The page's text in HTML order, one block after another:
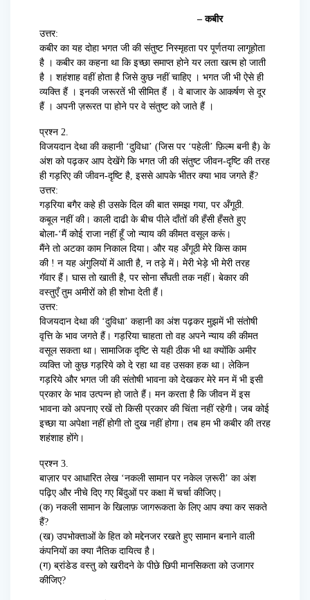
– कबीर
उत्तर:
कबीर का यह दोहा भगत जी की संतुष्ट निस्मृहता पर पूर्णतया लागूहोता
है । कबीर का कहना था कि इच्छा समाप्त होने यर लता खत्म हो जाती
है । शहंशाह वहीं होता है जिसे कुछ नहीं चाहिए । भगत जी भी ऐसे ही
व्यक्ति हैं । इनकी जरूरतें भी सीमित हैं । वे बाजार के आकर्षण से दूर
हैं । अपनी ज़रूरत पा होने पर वे संतुष्ट को जाते हैं ।
प्रश्न 2.
विजयदान देथा की कहानी ‘दुविधा’ (जिस पर ‘पहेली’ फ़िल्म बनी है) के
अंश को पढ़कर आप देखेंगे कि भगत जी की संतुष्ट जीवन-दृष्टि की तरह
ही गड़रिए की जीवन-दृष्टि है, इससे आपके भीतर क्या भाव जगते हैं?
उत्तर:
गड़रिया बगैर कहे ही उसके दिल की बात समझ गया, पर अँगूठी.
कबूल नहीं की। काली दाढी के बीच पीले दाँतों की हँसी हँसते हुए
बोला-‘मैं कोई राजा नहीं हूँ जो न्याय की कीमत वसूल करूं।
मैंने तो अटका काम निकाल दिया। और यह अँगूठी मेरे किस काम
की ! न यह अंगुलियों में आती है, न तड़े में। मेरी भेड़े भी मेरी तरह
गॅवार हैं। घास तो खाती है, पर सोना सँघती तक नहीं। बेकार की
वस्तुएँ तुम अमीरों को ही शोभा देती हैं।
उत्तर:
विजयदान देथा की ‘दुविधा’ कहानी का अंश पढ़कर मुझमें भी संतोषी
वृत्ति के भाव जगते हैं। गड़रिया चाहता तो वह अपने न्याय की कीमत
वसूल सकता था। सामाजिक दृष्टि से यही ठीक भी था क्योंकि अमीर
व्यक्ति जो कुछ गड़रिये को दे रहा था वह उसका हक था। लेकिन
गड़रिये और भगत जी की संतोषी भावना को देखकर मेरे मन में भी इसी
प्रकार के भाव उत्पन्न हो जाते हैं। मन करता है कि जीवन में इस
भावना को अपनाए रखें तो किसी प्रकार की चिंता नहीं रहेगी। जब कोई
इच्छा या अपेक्षा नहीं होगी तो दुख नहीं होगा। तब हम भी कबीर की तरह
शहंशाह होंगे।
प्रश्न 3.
बाज़ार पर आधारित लेख ‘नकली सामान पर नकेल ज़रूरी’ का अंश
पढ़िए और नीचे दिए गए बिंदुओं पर कक्षा में चर्चा कीजिए।
(क) नकली सामान के खिलाफ़ जागरूकता के लिए आप क्या कर सकते
हैं?
(ख) उपभोक्ताओं के हित को मद्देनजर रखते हुए सामान बनाने वाली
कंपनियों का क्या नैतिक दायित्व है।
(ग) ब्रांडेड वस्तु को खरीदने के पीछे छिपी मानसिकता को उजागर
कीजिए?